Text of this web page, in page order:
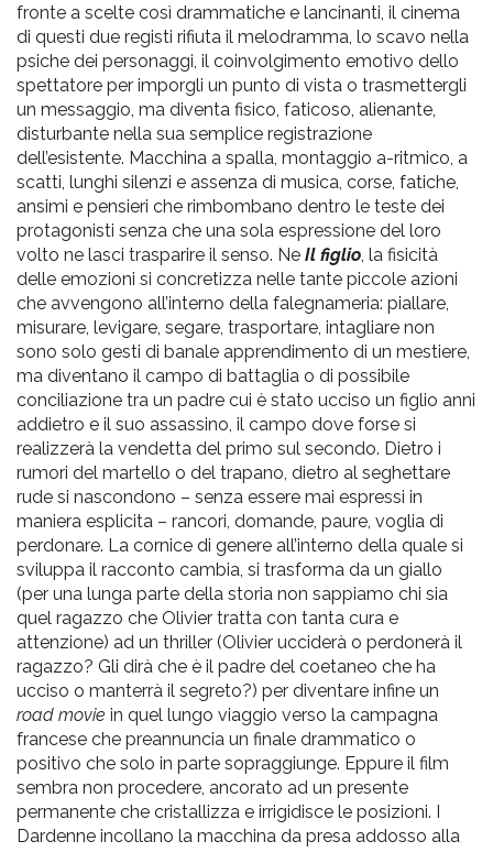
fronte a scelte così drammatiche e lancinanti, il cinema
di questi due registi rifiuta il melodramma, lo scavo nella
psiche dei personaggi, il coinvolgimento emotivo dello
spettatore per imporgli un punto di vista o trasmettergli
un messaggio, ma diventa fisico, faticoso, alienante,
disturbante nella sua semplice registrazione
dell’esistente. Macchina a spalla, montaggio a-ritmico, a
scatti, lunghi silenzi e assenza di musica, corse, fatiche,
ansimi e pensieri che rimbombano dentro le teste dei
protagonisti senza che una sola espressione del loro
volto ne lasci trasparire il senso. Ne Il figlio, la fisicità
delle emozioni si concretizza nelle tante piccole azioni
che avvengono all’interno della falegnameria: piallare,
misurare, levigare, segare, trasportare, intagliare non
sono solo gesti di banale apprendimento di un mestiere,
ma diventano il campo di battaglia o di possibile
conciliazione tra un padre cui è stato ucciso un figlio anni
addietro e il suo assassino, il campo dove forse si
realizzerà la vendetta del primo sul secondo. Dietro i
rumori del martello o del trapano, dietro al seghettare
rude si nascondono – senza essere mai espressi in
maniera esplicita – rancori, domande, paure, voglia di
perdonare. La cornice di genere all’interno della quale si
sviluppa il racconto cambia, si trasforma da un giallo
(per una lunga parte della storia non sappiamo chi sia
quel ragazzo che Olivier tratta con tanta cura e
attenzione) ad un thriller (Olivier ucciderà o perdonerà il
ragazzo? Gli dirà che è il padre del coetaneo che ha
ucciso o manterrà il segreto?) per diventare infine un
road movie in quel lungo viaggio verso la campagna
francese che preannuncia un finale drammatico o
positivo che solo in parte sopraggiunge. Eppure il film
sembra non procedere, ancorato ad un presente
permanente che cristallizza e irrigidisce le posizioni. I
Dardenne incollano la macchina da presa addosso alla